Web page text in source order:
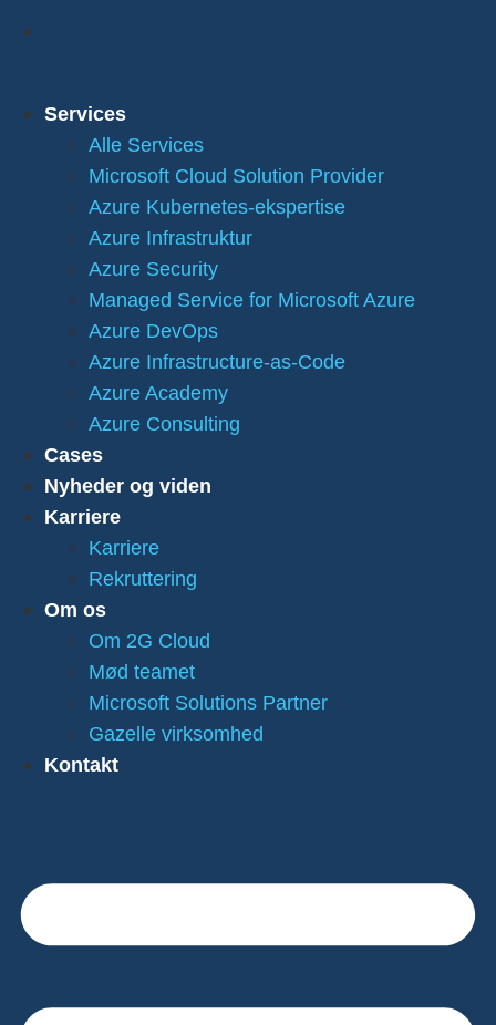
Services
Alle Services
Microsoft Cloud Solution Provider
Azure Kubernetes-ekspertise
Azure Infrastruktur
Azure Security
Managed Service for Microsoft Azure
Azure DevOps
Azure Infrastructure-as-Code
Azure Academy
Azure Consulting
Cases
Nyheder og viden
Karriere
Karriere
Rekruttering
Om os
Om 2G Cloud
Mød teamet
Microsoft Solutions Partner
Gazelle virksomhed
Kontakt